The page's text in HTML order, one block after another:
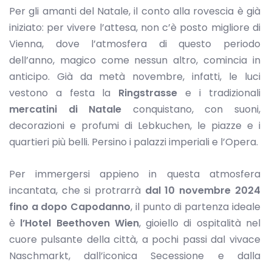
Per gli amanti del Natale, il conto alla rovescia è già
iniziato: per vivere l’attesa, non c’è posto migliore di
Vienna, dove l’atmosfera di questo periodo
dell’anno, magico come nessun altro, comincia in
anticipo. Già da metà novembre, infatti, le luci
vestono a festa la Ringstrasse e i tradizionali
mercatini di Natale conquistano, con suoni,
decorazioni e profumi di Lebkuchen, le piazze e i
quartieri più belli. Persino i palazzi imperiali e l’Opera.
Per immergersi appieno in questa atmosfera
incantata, che si protrarrà dal 10 novembre 2024
fino a dopo Capodanno, il punto di partenza ideale
è l’Hotel Beethoven Wien,gioiello di ospitalità nel
cuore pulsante della città, a pochi passi dal vivace
Naschmarkt,dall’iconica Secessione e dalla